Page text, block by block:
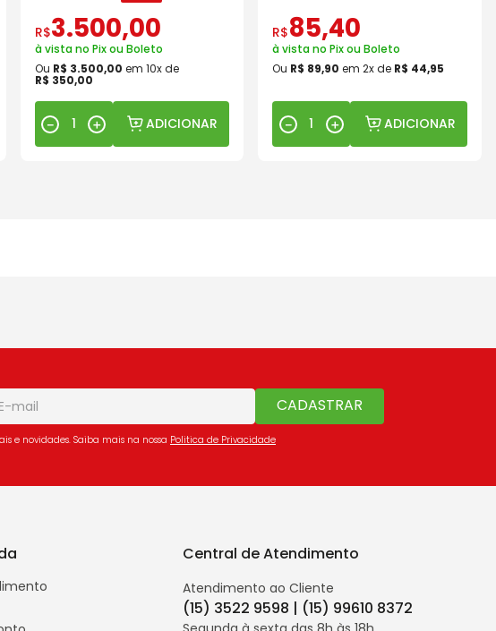
R$3.500,00
à vista no Pix ou Boleto
Ou R$ 3.500,00 em 10x de
R$ 350,00
＋
－ ADICIONAR
R$85,40
à vista no Pix ou Boleto
Ou R$ 89,90 em2x de R$ 44,95
＋
－ ADICIONAR
CADASTRAR
e novidades. Saiba mais na nossa Politica de Privacidade
Central de Atendimento
Atendimento ao Cliente
(15) 3522 9598 | (15) 99610 8372